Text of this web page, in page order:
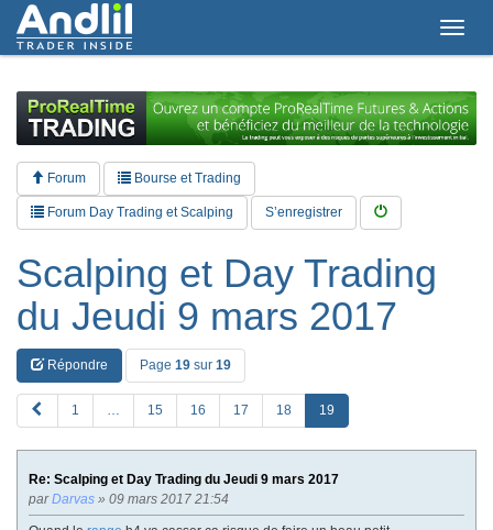
T
g
l
e
n
Forum Bourse et Trading
Forum Day Trading et Scalping S’enregistrer
Scalping et Day Trading
du Jeudi 9 mars 2017
Répondre Page 19 sur 19
R
E
1 … 15 16 17 18 19
Re: Scalping et Day Trading du Jeudi 9 mars 2017
parDarvas » 09 mars 2017 21:54